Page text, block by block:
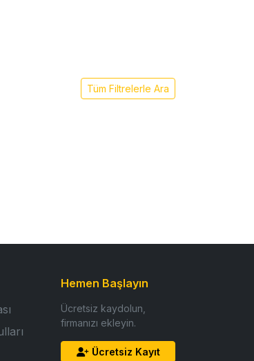
Tüm Filtrelerle Ara
Hemen Başlayın
Ücretsiz kaydolun,
firmanızı ekleyin.
Ücretsiz Kayıt